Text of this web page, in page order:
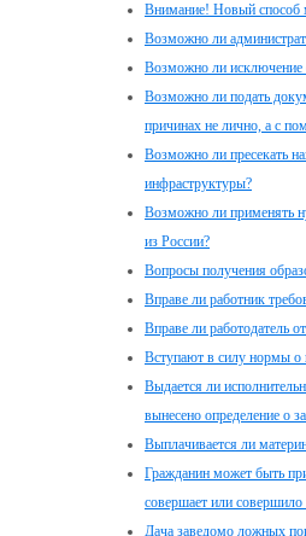
Внимание! Новый способ
Возможно ли
Возможно ли исключение
Возможно ли подать
причинах не лично, а с
Возможно ли пресекать
инфраструктуры?
Возможно ли применять
из России?
Вопросы получения
Вправе ли работник
Вправе ли работодатель
Вступают в силу нормы о
Выдается ли
вынесено определение о
Выплачивается ли
Гражданин может быть
совершает или совершило
Дача заведомо ложных